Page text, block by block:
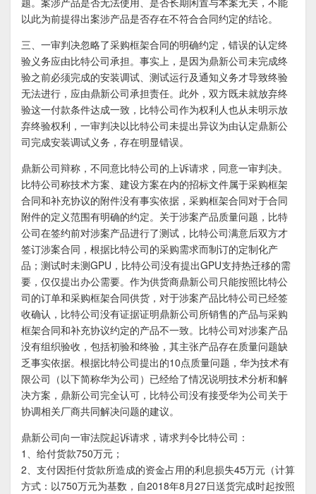
以此为前提得出案涉产品是否存在不符合合同约定的结论。
三、一审判决忽略了采购框架合同的明确约定，错误的认定终
验义务应由比特公司承担。事实上，是因为鼎新公司未完成终
验之前必须完成的安装调试、测试运行及通知义务才导致终验
无法进行，应由鼎新公司承担责任。此外，双方既未就放弃终
验这一付款条件达成一致，比特公司作为权利人也从未明示放
弃终验权利，一审判决以比特公司未提出异议为由认定鼎新公
司完成安装调试义务，存在明显错误。
鼎新公司辩称，不同意比特公司的上诉请求，同意一审判决。
比特公司称技术方案、建设方案在内的招标文件属于采购框架
合同和补充协议的附件没有事实依据，采购框架合同对于合同
附件的定义范围有明确的约定。关于涉案产品质量问题，比特
公司在签约前对涉案产品进行了测试，比特公司满意后双方才
签订涉案合同，根据比特公司的采购需求而制订的定制化产
品；测试时未测GPU，比特公司没有提出GPU支持热迁移的需
要，仅仅提出办公需要。作为供货商鼎新公司只能按照比特公
司的订单和采购框架合同供货，对于涉案产品比特公司已经签
收确认，比特公司没有证据证明鼎新公司所销售的产品与采购
框架合同和补充协议约定的产品不一致。比特公司对涉案产品
没有组织验收，包括初验和终验，其主张产品存在质量问题缺
乏事实依据。根据比特公司提出的10点质量问题，华为技术有
限公司（以下简称华为公司）已经给了情况说明技术分析和解
决方案，鼎新公司完全认可，比特公司没有接受华为公司关于
协调相关厂商共同解决问题的建议。
鼎新公司向一审法院起诉请求，请求判令比特公司：
1、给付货款750万元；
2、支付因拒付货款所造成的资金占用的利息损失45万元（计算
方式：以750万元为基数，自2018年8月27日送货完成时起按照